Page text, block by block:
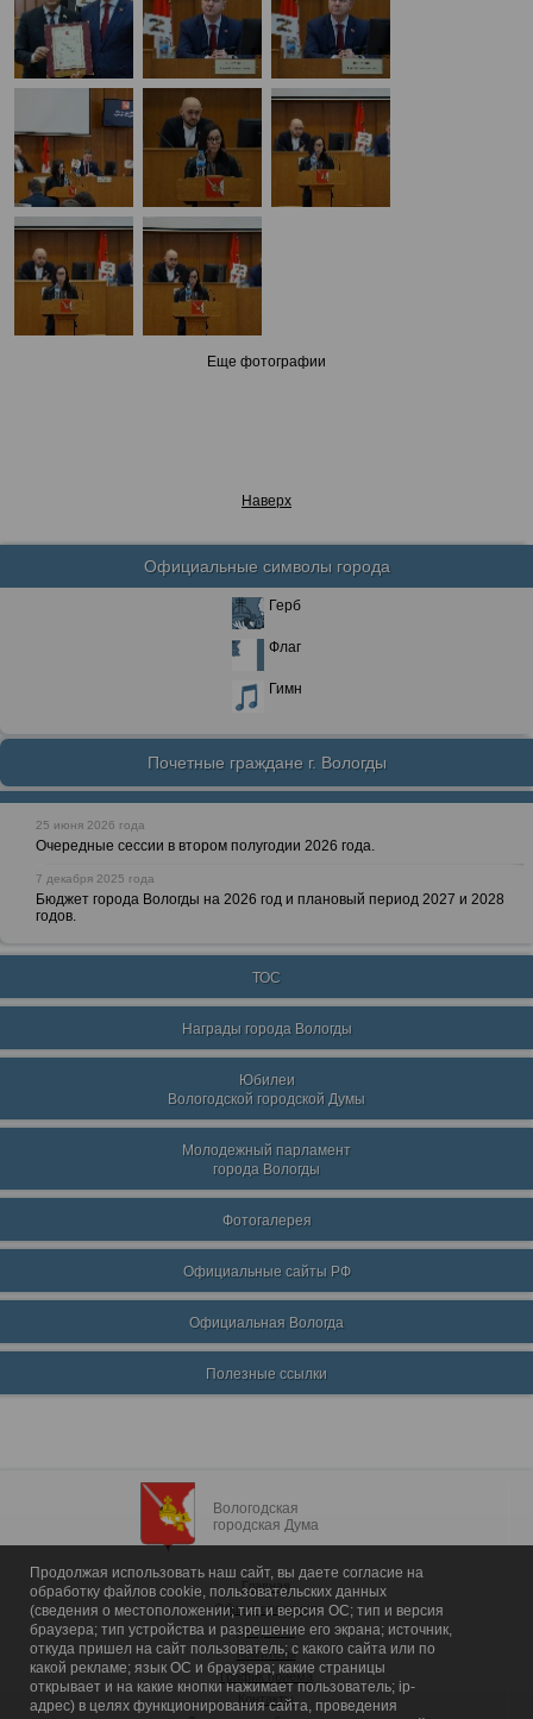
Еще фотографии
Наверх
Официальные символы города
Герб
Флаг
Гимн
Почетные граждане г. Вологды
25 июня 2026 года
Очередные сессии в втором полугодии 2026 года.
7 декабря 2025 года
Бюджет города Вологды на 2026 год и плановый период 2027 и 2028
годов.
ТОС
Награды города Вологды
Юбилеи
Вологодской городской Думы
Молодежный парламент
города Вологды
Фотогалерея
Официальные сайты РФ
Официальная Вологда
Полезные ссылки
Вологодская
городская Дума
Главная
Общие сведения
Депутаты
Комитеты
График приема
Контакты
Продолжая использовать наш сайт, вы даете согласие на
обработку файлов cookie, пользовательских данных
(сведения о местоположении; тип и версия ОС; тип и версия
браузера; тип устройства и разрешение его экрана; источник,
откуда пришел на сайт пользователь; с какого сайта или по
какой рекламе; язык ОС и браузера; какие страницы
открывает и на какие кнопки нажимает пользователь; ip-
адрес) в целях функционирования сайта, проведения